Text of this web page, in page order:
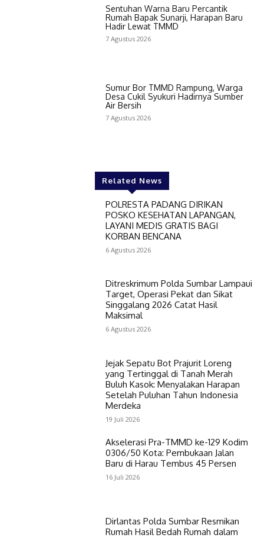
Sentuhan Warna Baru Percantik
Rumah Bapak Sunarji, Harapan Baru
Hadir Lewat TMMD
7 Agustus 2026
Sumur Bor TMMD Rampung, Warga
Desa Cukil Syukuri Hadirnya Sumber
Air Bersih
7 Agustus 2026
Related News
POLRESTA PADANG DIRIKAN
POSKO KESEHATAN LAPANGAN,
LAYANI MEDIS GRATIS BAGI
KORBAN BENCANA
6 Agustus 2026
Ditreskrimum Polda Sumbar Lampaui
Target, Operasi Pekat dan Sikat
Singgalang 2026 Catat Hasil
Maksimal
6 Agustus 2026
Jejak Sepatu Bot Prajurit Loreng
yang Tertinggal di Tanah Merah
Buluh Kasok: Menyalakan Harapan
Setelah Puluhan Tahun Indonesia
Merdeka
19 Juli 2026
Akselerasi Pra-TMMD ke-129 Kodim
0306/50 Kota: Pembukaan Jalan
Baru di Harau Tembus 45 Persen
16 Juli 2026
Dirlantas Polda Sumbar Resmikan
Rumah Hasil Bedah Rumah dalam